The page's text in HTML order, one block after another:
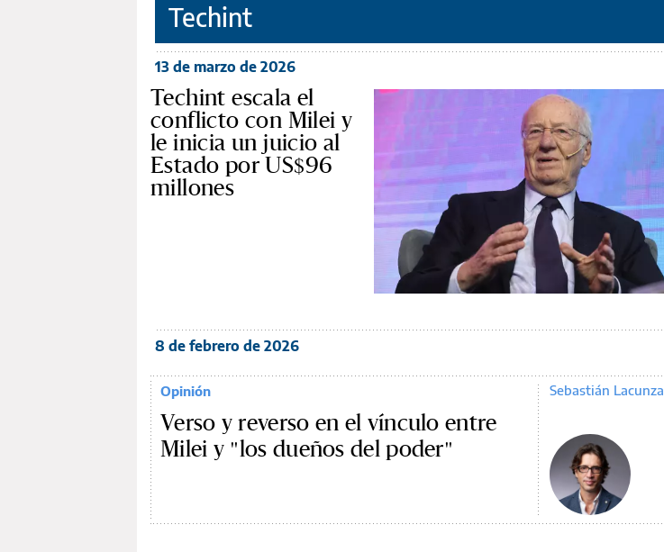
Techint
13 de marzo de 2026
Techint escala el
conflicto con Milei y
le inicia un juicio al
Estado por US$96
millones
8 de febrero de 2026
Opinión
Verso y reverso en el vínculo entre
Milei y "los dueños del poder"
Sebastián Lacunza